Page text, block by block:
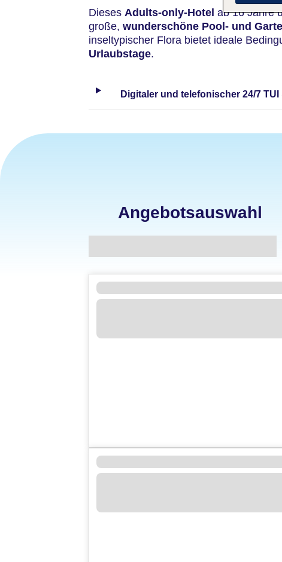
Dieses Adults-only-Hotel ab 16 Jahre
große, wunderschöne Pool- und
inseltypischer Flora bietet ideale
Urlaubstage.
Digitaler und telefonischer 24/7
Angebotsauswahl